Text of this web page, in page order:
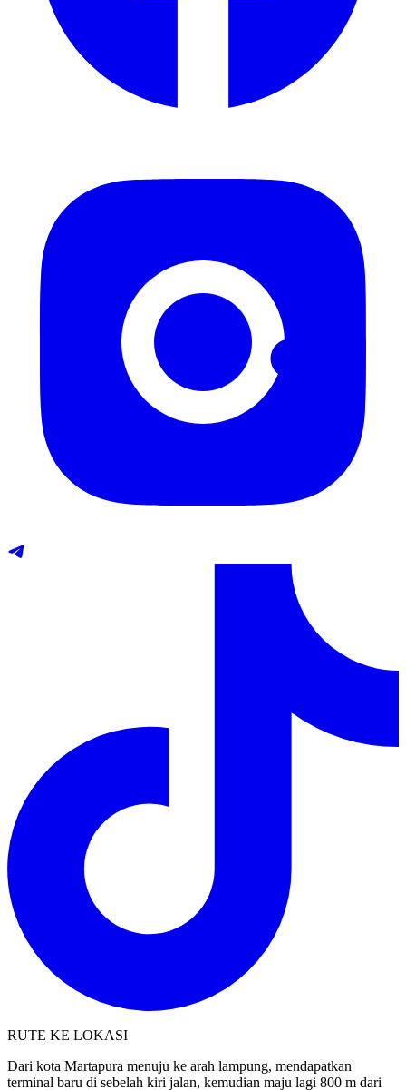
Telegram
RUTE KE LOKASI
Dari kota Martapura menuju ke arah lampung, mendapatkan
terminal baru di sebelah kiri jalan, kemudian maju lagi 800 m dari